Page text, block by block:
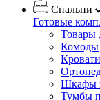
Спальни
Готовые
Товары
Комоды
Кровати
Шкафы
Тумбы